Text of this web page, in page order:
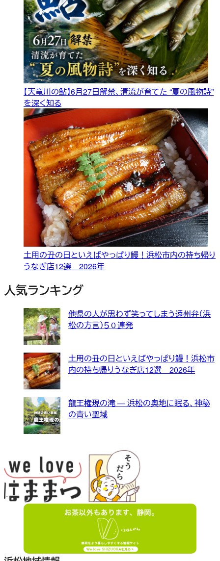
【天竜川の鮎】6月27日解禁、清流が育てた “夏の風物詩”
を深く知る
土用の丑の日といえばやっぱり鰻！浜松市内の持ち帰り
うなぎ店12選 2026年
人気ランキング
他県の人が思わず笑ってしまう遠州弁（浜
松の方言）５０連発
土用の丑の日といえばやっぱり鰻！浜松市
内の持ち帰りうなぎ店12選 2026年
龍王権現の滝 — 浜松の奥地に眠る、神秘
の青い聖域